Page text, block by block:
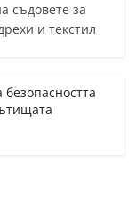
съдовете за
и текстил